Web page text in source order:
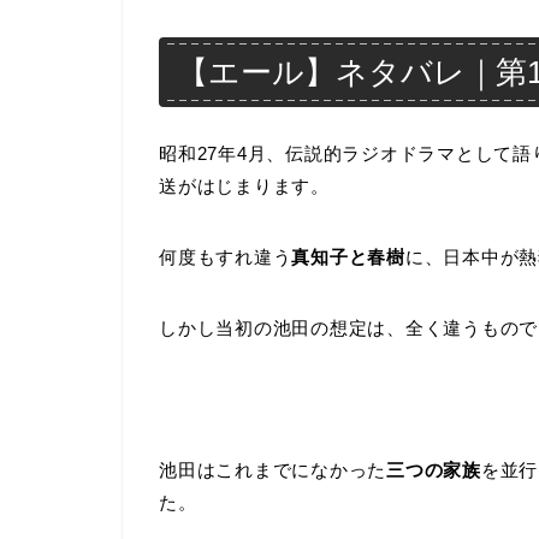
【エール】ネタバレ｜
昭和27年4月、伝説的ラジオドラマとして
送がはじまります。
何度もすれ違う真知子と春樹に、日本中が
しかし当初の池田の想定は、全く違うもの
池田はこれまでになかった 三つの家族を並
た。